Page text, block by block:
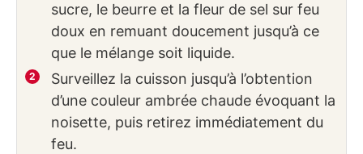
sucre, le beurre et la fleur de sel sur feu
doux en remuant doucement jusqu’à ce
que le mélange soit liquide.
Surveillez la cuisson jusqu’à l’obtention
d’une couleur ambrée chaude évoquant la
noisette, puis retirez immédiatement du
feu.